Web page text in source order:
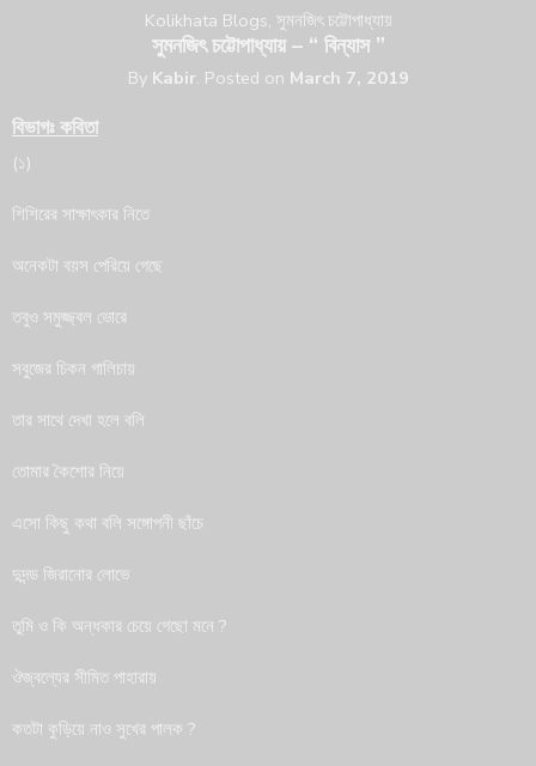
Kolikhata Blogs, সুমনজিৎ চট্টোপাধ্যায়
সুমনজিৎ চট্টোপাধ্যায় – “ বিন্যাস ”
By Kabir. Posted on March 7, 2019
বিভাগঃ কবিতা
(১)
শিশিরের সাক্ষাৎকার নিতে
অনেকটা বয়স পেরিয়ে গেছে
তবুও সমুজ্জ্বল ভোরে
সবুজের চিকন গালিচায়
তার সাথে দেখা হলে বলি
তোমার কৈশোর নিয়ে
এসো কিছু কথা বলি সঙ্গোপনী ছাঁচে
দুদন্ড জিরানোর লোভে
তুমি ও কি অন্ধকার চেয়ে গেছো মনে ?
ঔজ্বল্যের সীমিত পাহারায়
কতটা কুড়িয়ে নাও সুখের পালক ?